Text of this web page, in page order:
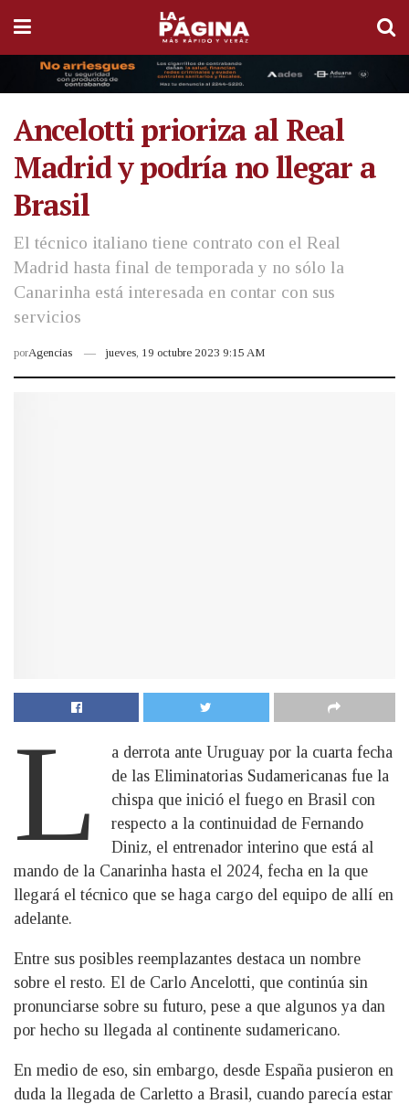
Ancelotti prioriza al Real
Madrid y podría no llegar a
Brasil
El técnico italiano tiene contrato con el Real
Madrid hasta final de temporada y no sólo la
Canarinha está interesada en contar con sus
servicios
porAgencias jueves, 19 octubre 2023 9:15 AM
L
a derrota ante Uruguay por la cuarta fecha
de las Eliminatorias Sudamericanas fue la
chispa que inició el fuego en Brasil con
respecto a la continuidad de Fernando
Diniz, el entrenador interino que está al
mando de la Canarinha hasta el 2024, fecha en la que
llegará el técnico que se haga cargo del equipo de allí en
adelante.
Entre sus posibles reemplazantes destaca un nombre
sobre el resto. El de Carlo Ancelotti, que continúa sin
pronunciarse sobre su futuro, pese a que algunos ya dan
por hecho su llegada al continente sudamericano.
En medio de eso, sin embargo, desde España pusieron en
duda la llegada de Carletto a Brasil, cuando parecía estar